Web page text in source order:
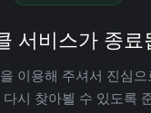
서비스가 종료
이용해 주셔서 진심
시 찾아뵐 수 있도록